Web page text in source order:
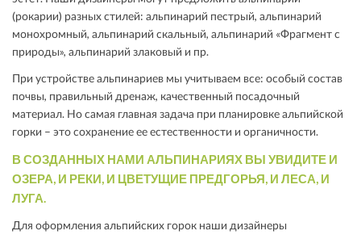
(рокарии) разных стилей: альпинарий пестрый, альпинарий
монохромный, альпинарий скальный, альпинарий «Фрагмент с
природы», альпинарий злаковый и пр.
При устройстве альпинариев мы учитываем все: особый состав
почвы, правильный дренаж, качественный посадочный
материал. Но самая главная задача при планировке альпийской
горки – это сохранение ее естественности и органичности.
В СОЗДАННЫХ НАМИ АЛЬПИНАРИЯХ ВЫ УВИДИТЕ И
ОЗЕРА, И РЕКИ, И ЦВЕТУЩИЕ ПРЕДГОРЬЯ, И ЛЕСА, И
ЛУГА.
Для оформления альпийских горок наши дизайнеры